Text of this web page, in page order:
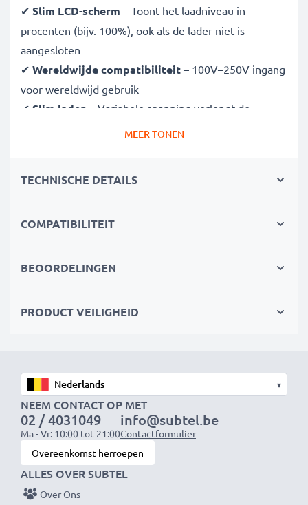
✔ Slim LCD-scherm – Toont het laadniveau in
procenten (bijv. 100%), ook als de lader niet is
aangesloten
✔ Wereldwijde compatibiliteit – 100V–250V ingang
voor wereldwijd gebruik
✔ Slim laden – Variabele spanning verlengt de
levensduur van de batterij
oververhitting en kortsluiting
Compact & reisklaar
cameratas
1x 2000mAh accu:
1x 3000mAh accu:ca. 6 uur
OPMERKING:Laad je batterijen vóór het eerste
gebruik volledig op voor optimale prestaties en
levensduur.
MEER TONEN
TECHNISCHE DETAILS
COMPATIBILITEIT
BEOORDELINGEN
PRODUCT VEILIGHEID
▾
NEEM CONTACT OP MET
02 / 4031049
Ma - Vr: 10:00 tot 21:00
info@subtel.be
Contactformulier
Overeenkomst herroepen
ALLES OVER SUBTEL
Over Ons